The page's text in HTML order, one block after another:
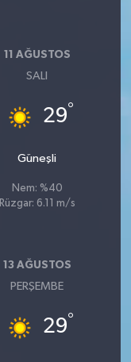
11 AĞUSTOS
SALI
29°
Güneşli
Nem: %40
Rüzgar: 6.11 m/s
13 AĞUSTOS
PERŞEMBE
29°